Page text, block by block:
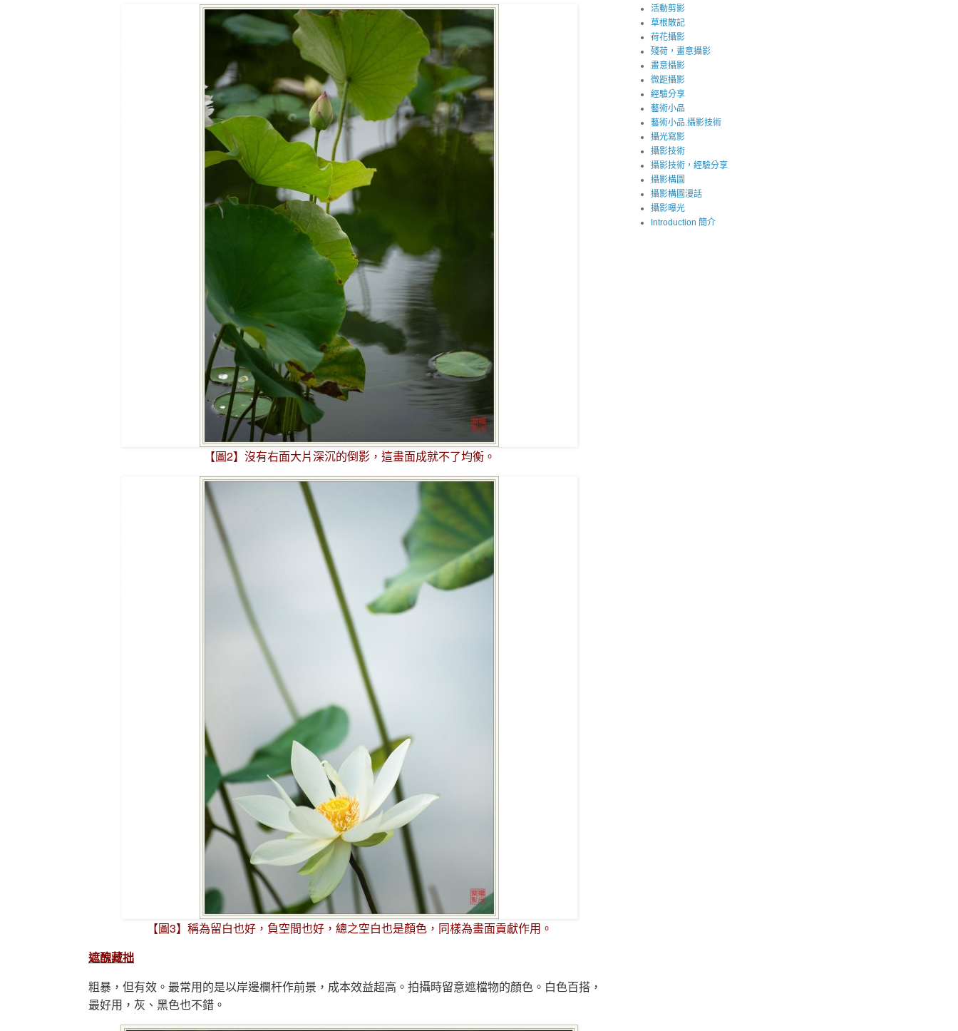
【圖2】沒有右面大片深沉的倒影，這畫面成就不了均衡。
【圖3】稱為留白也好，負空間也好，總之空白也是顏色，同樣為畫面貢獻作用。
遮醜藏拙
粗暴，但有效。最常用的是以岸邊欄杆作前景，成本效益超高。拍攝時留意遮檔物的顏色。白色百搭，
最好用，灰、黑色也不錯。
活動剪影
草根散記
荷花攝影
殘荷，畫意攝影
畫意攝影
微距攝影
經驗分享
藝術小品
藝術小品.攝影技術
攝光寫影
攝影技術
攝影技術，經驗分享
攝影構圖
攝影構圖漫話
攝影曝光
Introduction 簡介